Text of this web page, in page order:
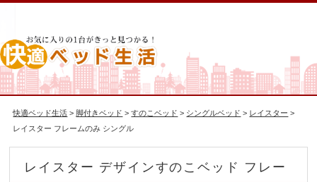
快適ベッド生活 > 脚付きベッド >すのこベッド > シングルベッド > レイスター >
レイスター フレームのみ シングル
レイスター デザインすのこベッド フレー